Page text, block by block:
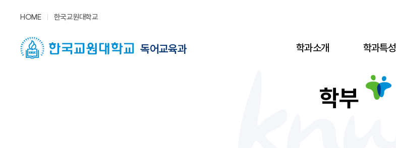
HOME 한국교원대학교
독어교육과 학과소개 학과특성
학부